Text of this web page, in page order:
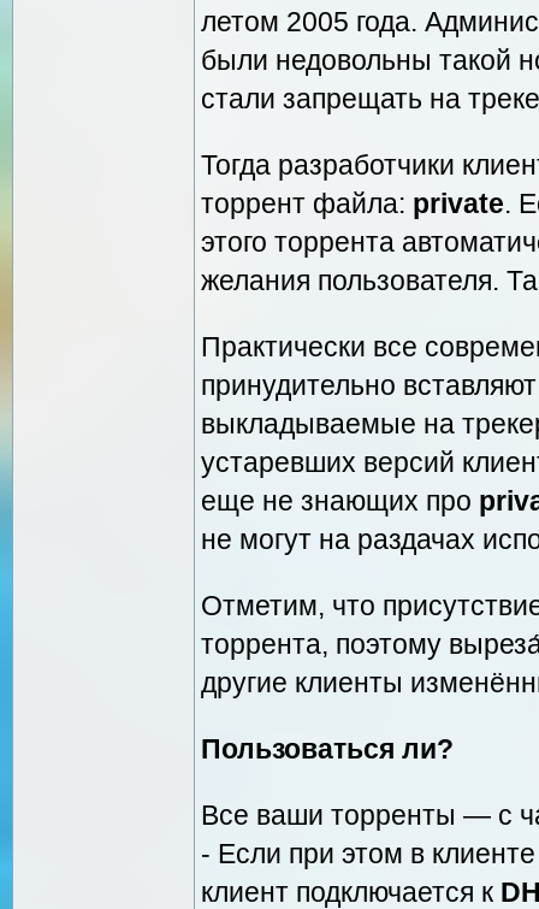
летом 2005 года.
были недовольны такой
стали запрещать на
Тогда разработчики
торрент файла: private.
этого торрента
желания пользователя.
Практически все
принудительно
выкладываемые на
устаревших версий
еще не знающих про
не могут на раздачах
Отметим, что
торрента, поэтому
другие клиенты
Пользоваться ли?
Все ваши торренты — с
- Если при этом в
клиент подключается к